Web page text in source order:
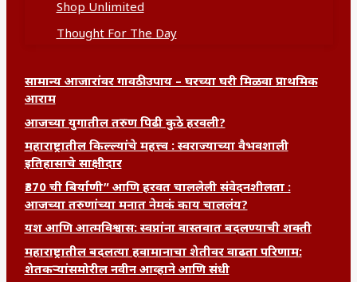
Shop Unlimited
Thought For The Day
सामान्य आजारांवर गावठी उपाय – घरच्या घरी मिळवा प्राथमिक
आराम
आजच्या युगातील तरुण पिढी कुठे हरवली?
महाराष्ट्रातील किल्ल्यांचे महत्त्व : स्वराज्याच्या वैभवशाली
इतिहासाचे साक्षीदार
₹370 ची बिर्याणी” आणि हरवत चाललेली संवेदनशीलता :
आजच्या तरुणांच्या मनात नेमकं काय चाललंय?
यश आणि आत्मविश्वास: स्वप्नांना वास्तवात बदलण्याची शक्ती
महाराष्ट्रातील बदलत्या हवामानाचा शेतीवर वाढता परिणाम:
शेतकऱ्यांसमोरील नवीन आव्हाने आणि संधी